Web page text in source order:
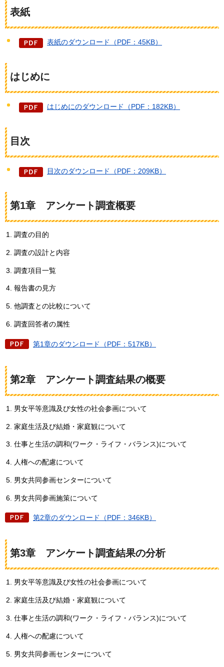
表紙
表紙のダウンロード（PDF：45KB）
はじめに
はじめにのダウンロード（PDF：182KB）
目次
目次のダウンロード（PDF：209KB）
第1章 アンケート調査概要
調査の目的
調査の設計と内容
調査項目一覧
報告書の見方
他調査との比較について
調査回答者の属性
第1章のダウンロード（PDF：517KB）
第2章 アンケート調査結果の概要
男女平等意識及び女性の社会参画について
家庭生活及び結婚・家庭観について
仕事と生活の調和(ワーク・ライフ・バランス)について
人権への配慮について
男女共同参画センターについて
男女共同参画施策について
第2章のダウンロード（PDF：346KB）
第3章 アンケート調査結果の分析
男女平等意識及び女性の社会参画について
家庭生活及び結婚・家庭観について
仕事と生活の調和(ワーク・ライフ・バランス)について
人権への配慮について
男女共同参画センターについて